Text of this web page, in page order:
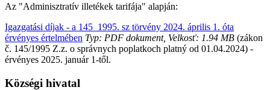
Az "Adminisztratív illetékek tarifája" alapján:
Igazgatási díjak - a 145_1995. sz törvény 2024. április 1. óta
érvényes értelmében Typ: PDF dokument, Velkosť: 1.94 MB (zákon
č. 145/1995 Z.z. o správnych poplatkoch platný od 01.04.2024) -
érvényes 2025. január 1-től.
Községi hivatal